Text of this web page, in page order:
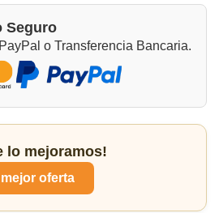
Seguro
o Transferencia Bancaria.
lo mejoramos!
oferta